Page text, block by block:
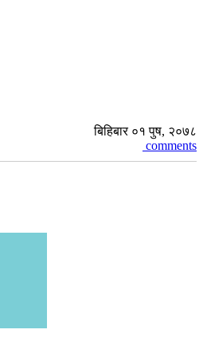
बिहिबार ०१ पुष, २०७८
comments